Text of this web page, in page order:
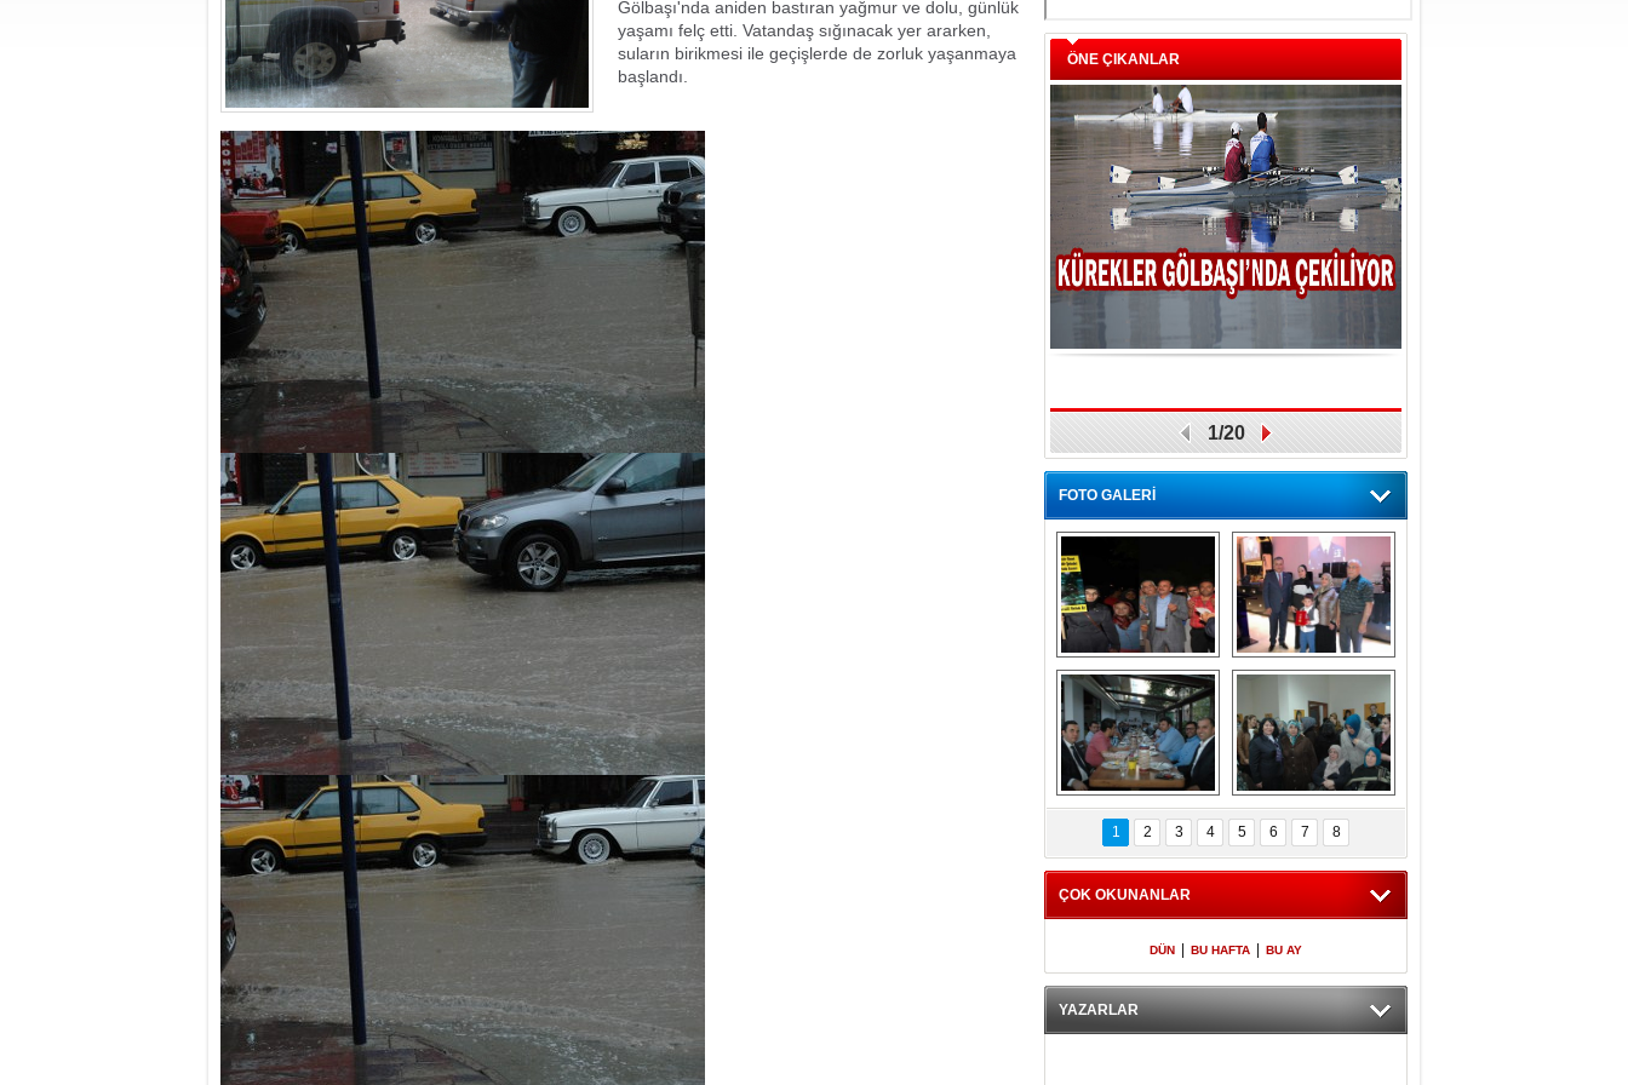
Gölbaşı'nda aniden bastıran yağmur ve dolu, günlük
yaşamı felç etti. Vatandaş sığınacak yer ararken,
suların birikmesi ile geçişlerde de zorluk yaşanmaya
başlandı.
ÖNE ÇIKANLAR
1/20
FOTO GALERİ
Gölbaşı GAZZE
İÇİN YÜRÜDÜ
Kaymakamlıktan
iftar yemeği
Kaymakamlıktan
iftar yemeği
NERGÜL
YILDIRIM SEÇİM
BÜROSUNU AÇTI
1 2 3 4 5 6 7 8
ÇOK OKUNANLAR
DÜN BU HAFTA BU AY
YAZARLAR